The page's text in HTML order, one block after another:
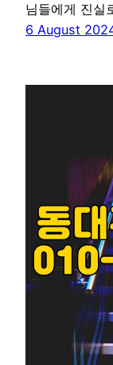
님들에게 진실
6 August